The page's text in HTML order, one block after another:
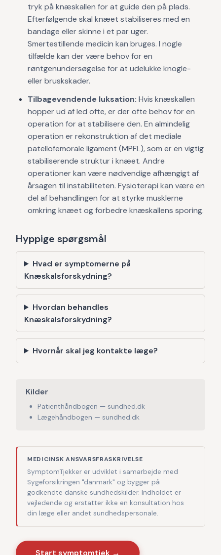
tryk på knæskallen for at guide den på plads.
Efterfølgende skal knæet stabiliseres med en
bandage eller skinne i et par uger.
Smertestillende medicin kan bruges. I nogle
tilfælde kan der være behov for en
røntgenundersøgelse for at udelukke knogle-
eller bruskskader.
Tilbagevendende luksation: Hvis knæskallen
hopper ud af led ofte, er der ofte behov for en
operation for at stabilisere den. En almindelig
operation er rekonstruktion af det mediale
patellofemorale ligament (MPFL), som er en vigtig
stabiliserende struktur i knæet. Andre
operationer kan være nødvendige afhængigt af
årsagen til instabiliteten. Fysioterapi kan være en
del af behandlingen for at styrke musklerne
omkring knæet og forbedre knæskallens sporing.
Hyppige spørgsmål
Hvad er symptomerne på
Knæskalsforskydning?
Hvordan behandles
Knæskalsforskydning?
Hvornår skal jeg kontakte læge?
Kilder
Patienthåndbogen — sundhed.dk
Lægehåndbogen — sundhed.dk
MEDICINSK ANSVARSFRASKRIVELSE
SymptomTjekker er udviklet i samarbejde med
Sygeforsikringen "danmark" og bygger på
godkendte danske sundhedskilder. Indholdet er
vejledende og erstatter ikke en konsultation hos
din læge eller andet sundhedspersonale.
Start symptomtjek →